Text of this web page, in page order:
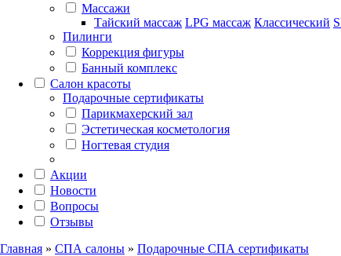
Массажи
Тайский массаж LPG массаж Классический
Пилинги
Коррекция фигуры
Банный комплекс
Салон красоты
Подарочные сертификаты
Парикмахерский зал
Эстетическая косметология
Ногтевая студия
Акции
Новости
Вопросы
Отзывы
Главная » СПА салоны » Подарочные СПА сертификаты